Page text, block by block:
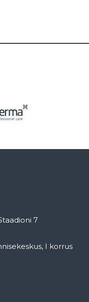
7
I korrus